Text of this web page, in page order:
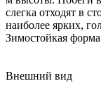
слегка отходят в
наиболее ярких,
Зимостойкая
Внешний вид